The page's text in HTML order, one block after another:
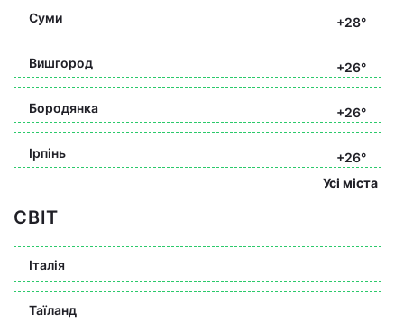
Суми +28°
Вишгород +26°
Бородянка +26°
Ірпінь
+26°
Усі міста
СВІТ
Італія
Таїланд